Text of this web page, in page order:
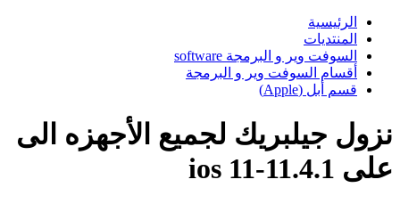
الرئيسية
المنتديات
السوفت وير و البرمجة software
أقسام السوفت وير و البرمجة
قسم أبل (Apple)
نزول جيلبريك لجميع الأجهزه الى
على ios 11-11.4.1